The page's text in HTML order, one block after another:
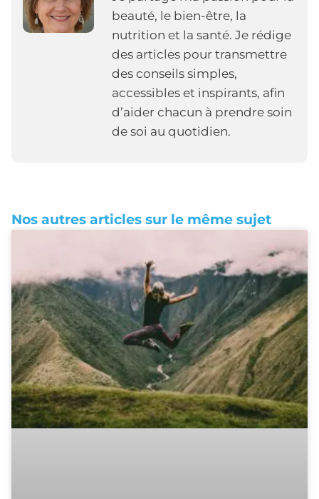
beauté, le bien-être, la
nutrition et la santé. Je rédige
des articles pour transmettre
des conseils simples,
accessibles et inspirants, afin
d’aider chacun à prendre soin
de soi au quotidien.
Nos autres articles sur le même sujet